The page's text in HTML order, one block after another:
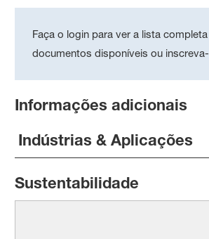
Faça o login para ver a lista
documentos disponíveis ou
Informações adicionais
Indústrias & Aplicações
Sustentabilidade